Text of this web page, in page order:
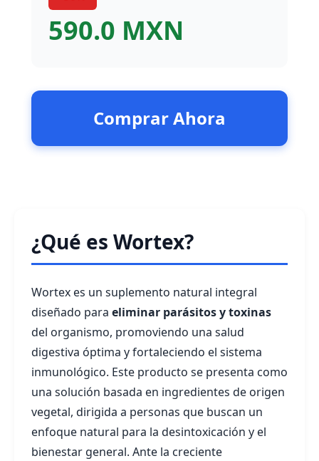
590.0 MXN
Comprar Ahora
¿Qué es Wortex?
Wortex es un suplemento natural integral
diseñado para eliminar parásitos y toxinas
del organismo, promoviendo una salud
digestiva óptima y fortaleciendo el sistema
inmunológico. Este producto se presenta como
una solución basada en ingredientes de origen
vegetal, dirigida a personas que buscan un
enfoque natural para la desintoxicación y el
bienestar general. Ante la creciente